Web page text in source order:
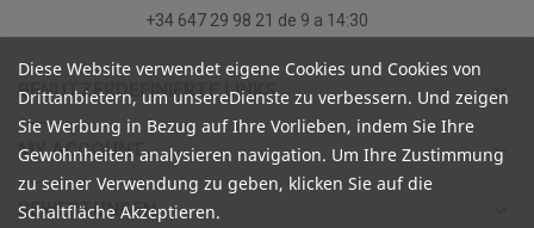
+34 647 29 98 21 de 9 a 14:30
BENUTZERDEFINIERTE LINKS keyboard_arrow_down
MY ACCOUNT keyboard_arrow_down
BEWERTUNGEN
Diese Website verwendet eigene Cookies und Cookies von
Drittanbietern, um unsereDienste zu verbessern. Und zeigen
Sie Werbung in Bezug auf Ihre Vorlieben, indem Sie Ihre
Gewohnheiten analysieren navigation. Um Ihre Zustimmung
zu seiner Verwendung zu geben, klicken Sie auf die
Schaltfläche Akzeptieren.